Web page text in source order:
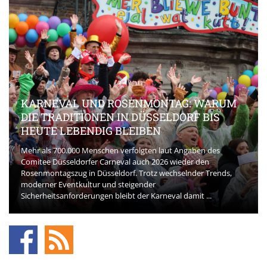
KARNEVAL UND ROSENMONTAG: WARUM
DIE TRADITIONEN IN DÜSSELDORF BIS
HEUTE LEBENDIG BLEIBEN
Mehr als 700.000 Menschen verfolgten laut Angaben des
Comitee Düsseldorfer Carneval auch 2026 wieder den
Rosenmontagszug in Düsseldorf. Trotz wechselnder Trends,
moderner Eventkultur und steigender
Sicherheitsanforderungen bleibt der Karneval damit ...